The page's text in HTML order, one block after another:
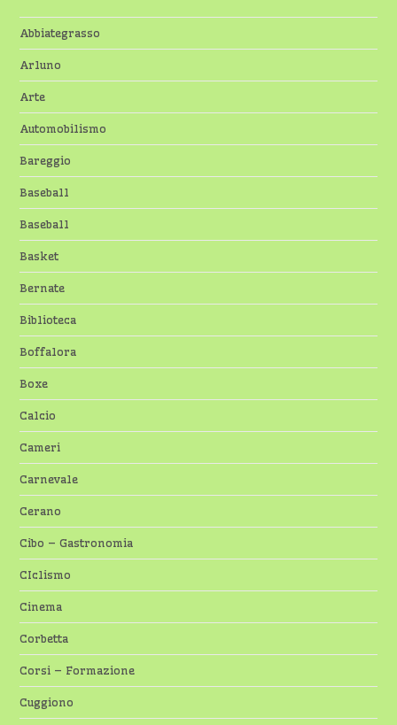
Abbiategrasso
Arluno
Arte
Automobilismo
Bareggio
Baseball
Baseball
Basket
Bernate
Biblioteca
Boffalora
Boxe
Calcio
Cameri
Carnevale
Cerano
Cibo – Gastronomia
CIclismo
Cinema
Corbetta
Corsi – Formazione
Cuggiono